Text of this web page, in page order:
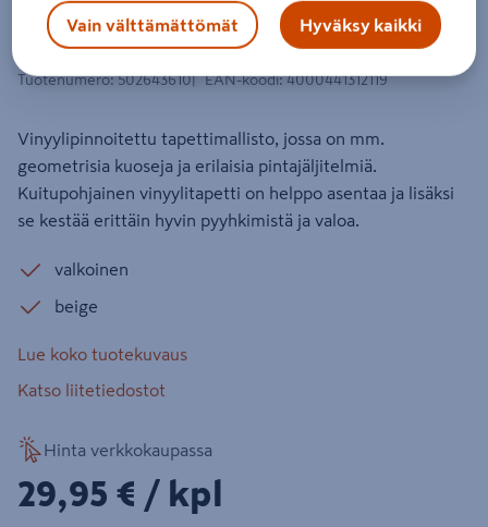
Vinyylitapetti Rasch Olohuoneet
2025 312119 10,05m
Tuotenumero:502643610 EAN-koodi:4000441312119
Vinyylipinnoitettu tapettimallisto, jossa on mm.
geometrisia kuoseja ja erilaisia pintajäljitelmiä.
Kuitupohjainen vinyylitapetti on helppo asentaa ja lisäksi
se kestää erittäin hyvin pyyhkimistä ja valoa.
valkoinen
beige
Lue koko tuotekuvaus
Katso liitetiedostot
Hinta verkkokaupassa
29,95€/kpl
29,95 € / kpl
Vain välttämättömät Hyväksy kaikki